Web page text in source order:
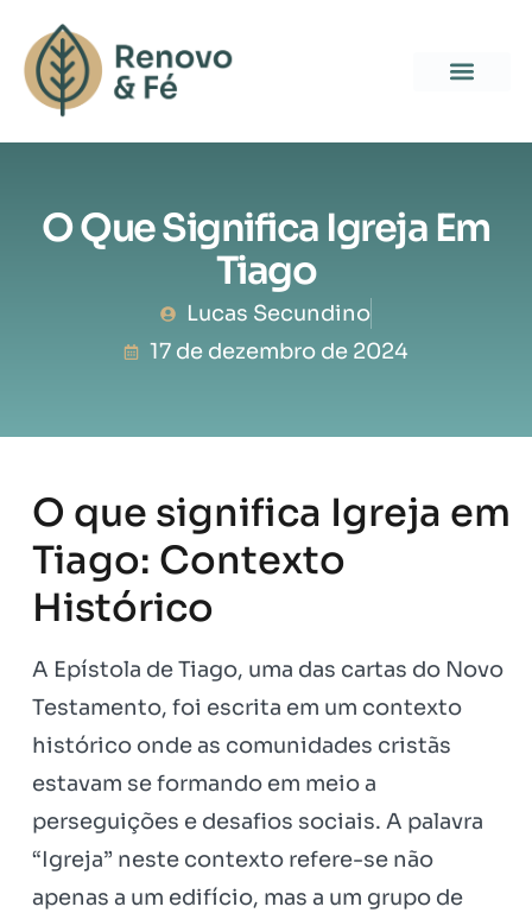
O Que Significa Igreja Em
Tiago
Lucas Secundino
17 de dezembro de 2024
O que significa Igreja em
Tiago: Contexto
Histórico
A Epístola de Tiago, uma das cartas do Novo
Testamento, foi escrita em um contexto
histórico onde as comunidades cristãs
estavam se formando em meio a
perseguições e desafios sociais. A palavra
“Igreja” neste contexto refere-se não
apenas a um edifício, mas a um grupo de